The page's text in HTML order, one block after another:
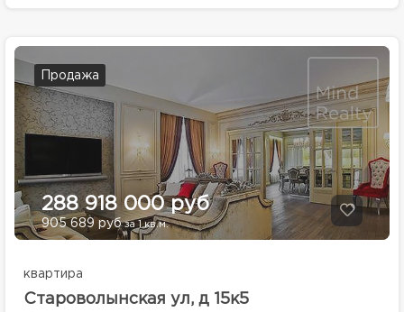
Продажа
288 918 000 руб
905 689 рубза 1 кв.м.
квартира
Староволынская ул, д 15к5